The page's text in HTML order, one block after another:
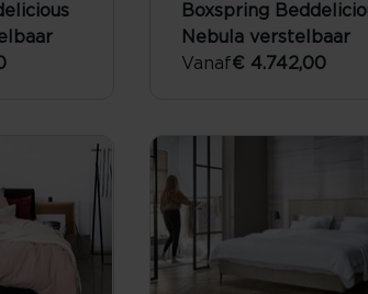
Boxspring
Nebula verstelbaar
Vanaf€ 4.742,00